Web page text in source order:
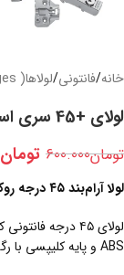
خانه/فانتونی/لولاها( A series hinges)
لولای +45 سری استار پلاس با پایه صلیبی 3D فانتونی A071
تومان600.000 تومان
لولا آرام‌بند ۴۵ درجه روکار سری استار پلاس فانتونی با پایه 3D مدل A071:
ABS و پایه کلیپسی با رگلاژ سه بعدی و طول عمر ۸۰ هزار بار